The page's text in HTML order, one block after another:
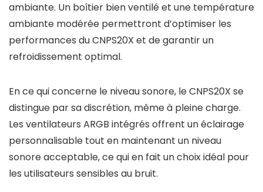
ambiante. Un boîtier bien ventilé et une température
ambiante modérée permettront d’optimiser les
performances du CNPS20X et de garantir un
refroidissement optimal.
En ce qui concerne le niveau sonore, le CNPS20X se
distingue par sa discrétion, même à pleine charge.
Les ventilateurs ARGB intégrés offrent un éclairage
personnalisable tout en maintenant un niveau
sonore acceptable, ce qui en fait un choix idéal pour
les utilisateurs sensibles au bruit.